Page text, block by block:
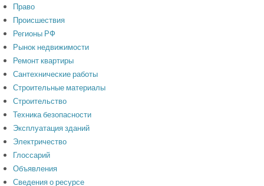
Право
Происшествия
Регионы РФ
Рынок недвижимости
Ремонт квартиры
Сантехнические работы
Строительные материалы
Строительство
Техника безопасности
Эксплуатация зданий
Электричество
Глоссарий
Объявления
Сведения о ресурсе